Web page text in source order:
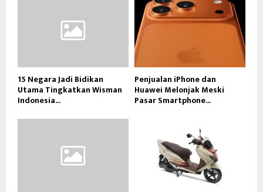
15 Negara Jadi Bidikan
Utama Tingkatkan Wisman
Indonesia...
Penjualan iPhone dan
Huawei Melonjak Meski
Pasar Smartphone...